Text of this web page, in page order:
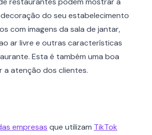
do seu estabelecimento
com imagens da sala de jantar,
ar livre e outras características
Esta é também uma boa
a atenção dos clientes.
empresas que utilizam TikTok